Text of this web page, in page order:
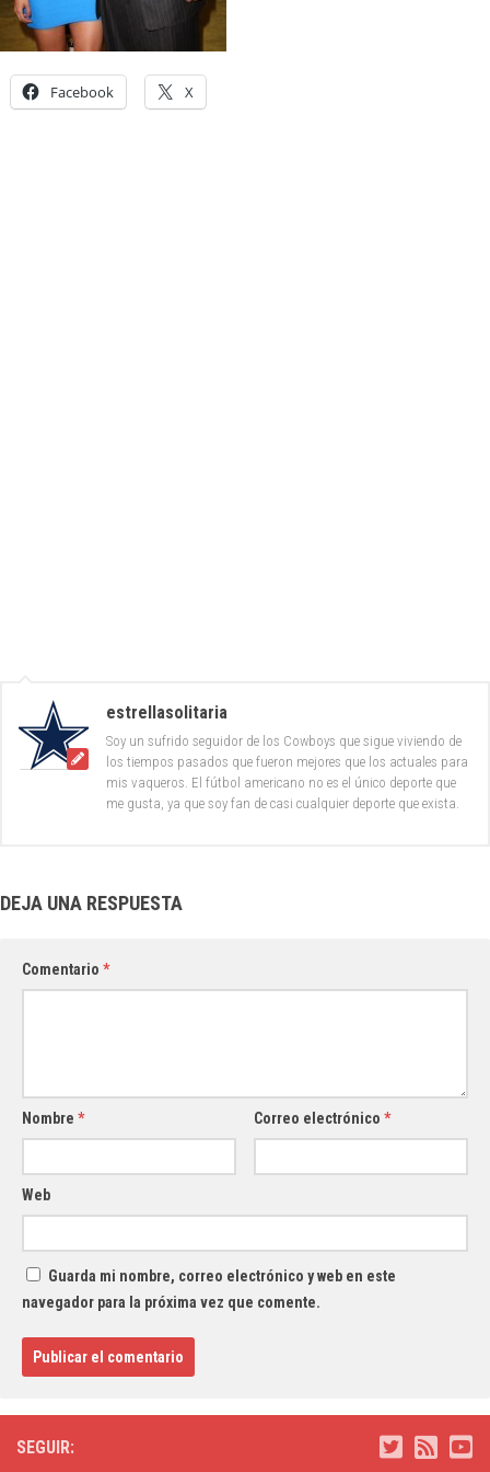
Facebook X
estrellasolitaria
Soy un sufrido seguidor de los Cowboys que sigue viviendo de
los tiempos pasados que fueron mejores que los actuales para
mis vaqueros. El fútbol americano no es el único deporte que
me gusta, ya que soy fan de casi cualquier deporte que exista.
DEJA UNA RESPUESTA
Comentario *
Nombre * Correo electrónico*
Web
Guarda mi nombre, correo electrónico y web en este
navegador para la próxima vez que comente.
SEGUIR: